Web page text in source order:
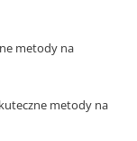
metody na
metody na